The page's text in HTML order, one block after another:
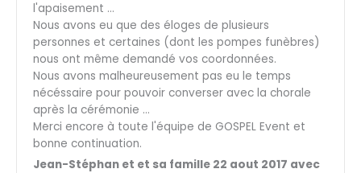
l'apaisement …
Nous avons eu que des éloges de plusieurs
personnes et certaines (dont les pompes funèbres)
nous ont même demandé vos coordonnées.
Nous avons malheureusement pas eu le temps
nécéssaire pour pouvoir converser avec la chorale
après la cérémonie …
Merci encore à toute l'équipe de GOSPEL Event et
bonne continuation.
Jean-Stéphan et et sa famille 22 aout 2017 avec